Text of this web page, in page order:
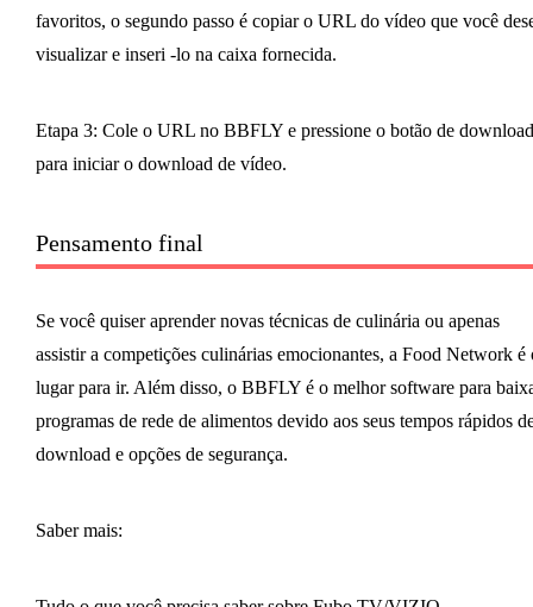
favoritos, o segundo passo é copiar o URL do vídeo que você
visualizar e inseri -lo na caixa fornecida.
Etapa 3: Cole o URL no BBFLY e pressione o botão de download
para iniciar o download de vídeo.
Pensamento final
Se você quiser aprender novas técnicas de culinária ou apenas
assistir a competições culinárias emocionantes, a Food Network é
lugar para ir. Além disso, o BBFLY é o melhor software para
programas de rede de alimentos devido aos seus tempos rápidos
download e opções de segurança.
Saber mais: